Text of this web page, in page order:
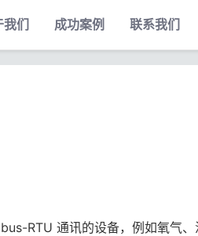
我们 成功案例 联系我们
RTU 通讯的设备，例如氧气、